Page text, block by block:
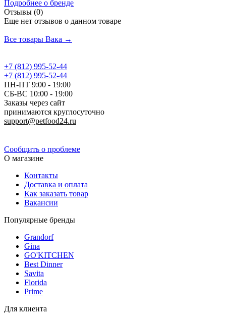
Подробнее о бренде
Отзывы (0)
Еще нет отзывов о данном товаре
Все товары Вака →
+7 (812) 995-52-44
+7 (812) 995-52-44
ПН-ПТ 9:00 - 19:00
СБ-ВС 10:00 - 19:00
Заказы через сайт
принимаются круглосуточно
support@petfood24.ru
Сообщить о проблеме
О магазине
Контакты
Доставка и оплата
Как заказать товар
Вакансии
Популярные бренды
Grandorf
Gina
GO'KITCHEN
Best Dinner
Savita
Florida
Prime
Для клиента